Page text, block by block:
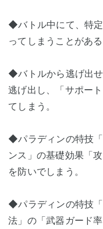
◆バトル中にて、特
ってしまうことがある
◆バトルから逃げ出
逃げ出し、「サポー
てしまう。
◆パラディンの特技
ンス」の基礎効果「
を防いでしまう。
◆パラディンの特技
法」の「武器ガード